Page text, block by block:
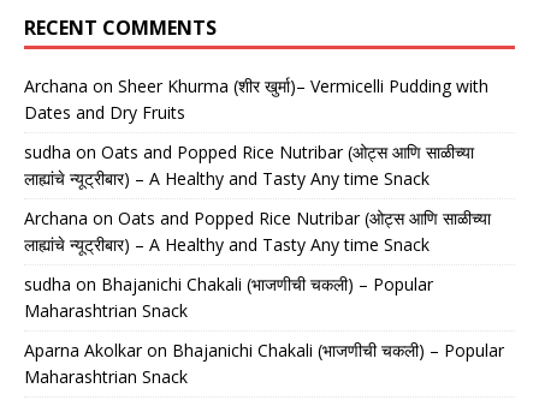
RECENT COMMENTS
Archana on Sheer Khurma (शीर खुर्मा)– Vermicelli Pudding with
Dates and Dry Fruits
sudha on Oats and Popped Rice Nutribar (ओट्स आणि साळीच्या
लाह्यांचे न्यूट्रीबार) – A Healthy and Tasty Any time Snack
Archana on Oats and Popped Rice Nutribar (ओट्स आणि साळीच्या
लाह्यांचे न्यूट्रीबार) – A Healthy and Tasty Any time Snack
sudha on Bhajanichi Chakali (भाजणीची चकली) – Popular
Maharashtrian Snack
Aparna Akolkaron Bhajanichi Chakali (भाजणीची चकली) – Popular
Maharashtrian Snack